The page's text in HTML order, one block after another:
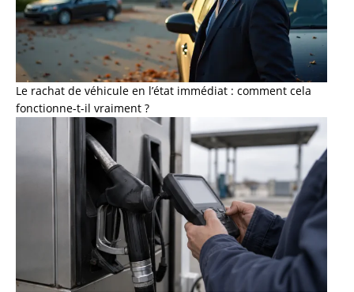
Le rachat de véhicule en l’état immédiat : comment cela
fonctionne-t-il vraiment ?